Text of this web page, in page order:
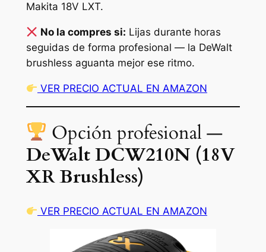
Makita 18V LXT.
No la compres si: Lijas durante horas
seguidas de forma profesional — la DeWalt
brushless aguanta mejor ese ritmo.
VER PRECIO ACTUAL EN AMAZON
Opción profesional —
DeWalt DCW210N (18V
XR Brushless)
VER PRECIO ACTUAL EN AMAZON